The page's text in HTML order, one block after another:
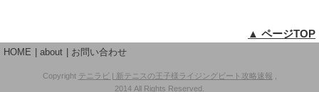
▲ ページTOP
HOME about お問い合わせ
Copyright テニラビ | 新テニスの王子様ライジングビート攻略速報
2014 All Rights Reserved.